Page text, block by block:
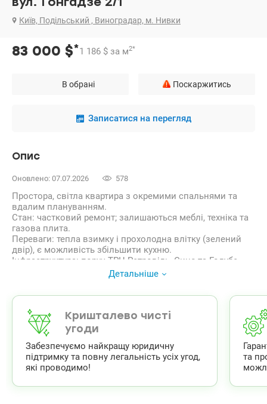
Київ, Подільський , Виноградар, м. Нивки
83 000 $*1 186 $ за м2*
В обрані Поскаржитись
Записатися на перегляд
Опис
Оновлено: 07.07.2026 578
Простора, світла квартира з окремими спальнями та
вдалим плануванням.
Стан: частковий ремонт; залишаються меблі, техніка та
газова плита.
Переваги: тепла взимку і прохолодна влітку (зелений
двір), є можливість збільшити кухню.
Інфраструктура: поруч ТРЦ Ретровіль, Синє та Голубе
озера, ліс, ліцеї та дитячі садки.
Ціна: 83 000 у.о. Телефонуйте!
Леся 0509847583, valion.ua/1153537
Детальніше
Кришталево чисті
угоди
Забезпечуємо найкращу юридичну
підтримку та повну легальність усіх угод,
які проводимо!
та